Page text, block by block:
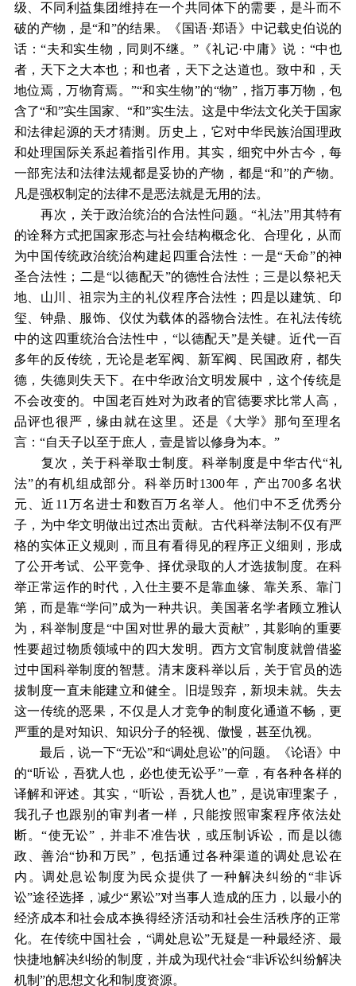
级、不同利益集团维持在一个共同体下的需要，是斗而不
破的产物，是“和”的结果。《国语·郑语》中记载史伯说的
话：“夫和实生物，同则不继。”《礼记·中庸》说：“中也
者，天下之大本也；和也者，天下之达道也。致中和，天
地位焉，万物育焉。”“和实生物”的“物”，指万事万物，包
含了“和”实生国家、“和”实生法。这是中华法文化关于国家
和法律起源的天才猜测。历史上，它对中华民族治国理政
和处理国际关系起着指引作用。其实，细究中外古今，每
一部宪法和法律法规都是妥协的产物，都是“和”的产物。
凡是强权制定的法律不是恶法就是无用的法。
再次，关于政治统治的合法性问题。“礼法”用其特有
的诠释方式把国家形态与社会结构概念化、合理化，从而
为中国传统政治统治构建起四重合法性：一是“天命”的神
圣合法性；二是“以德配天”的德性合法性；三是以祭祀天
地、山川、祖宗为主的礼仪程序合法性；四是以建筑、印
玺、钟鼎、服饰、仪仗为载体的器物合法性。在礼法传统
中的这四重统治合法性中，“以德配天”是关键。近代一百
多年的反传统，无论是老军阀、新军阀、民国政府，都失
德，失德则失天下。在中华政治文明发展中，这个传统是
不会改变的。中国老百姓对为政者的官德要求比常人高，
品评也很严，缘由就在这里。还是《大学》那句至理名
言：“自天子以至于庶人，壹是皆以修身为本。”
复次，关于科举取士制度。科举制度是中华古代“礼
法”的有机组成部分。科举历时1300年，产出700多名状
元、近11万名进士和数百万名举人。他们中不乏优秀分
子，为中华文明做出过杰出贡献。古代科举法制不仅有严
格的实体正义规则，而且有看得见的程序正义细则，形成
了公开考试、公平竞争、择优录取的人才选拔制度。在科
举正常运作的时代，入仕主要不是靠血缘、靠关系、靠门
第，而是靠“学问”成为一种共识。美国著名学者顾立雅认
为，科举制度是“中国对世界的最大贡献”，其影响的重要
性要超过物质领域中的四大发明。西方文官制度就曾借鉴
过中国科举制度的智慧。清末废科举以后，关于官员的选
拔制度一直未能建立和健全。旧堤毁弃，新坝未就。失去
这一传统的恶果，不仅是人才竞争的制度化通道不畅，更
严重的是对知识、知识分子的轻视、傲慢，甚至仇视。
最后，说一下“无讼”和“调处息讼”的问题。《论语》中
的“听讼，吾犹人也，必也使无讼乎”一章，有各种各样的
译解和评述。其实，“听讼，吾犹人也”，是说审理案子，
我孔子也跟别的审判者一样，只能按照审案程序依法处
断。“使无讼”，并非不准告状，或压制诉讼，而是以德
政、善治“协和万民”，包括通过各种渠道的调处息讼在
内。调处息讼制度为民众提供了一种解决纠纷的“非诉
讼”途径选择，减少“累讼”对当事人造成的压力，以最小的
经济成本和社会成本换得经济活动和社会生活秩序的正常
化。在传统中国社会，“调处息讼”无疑是一种最经济、最
快捷地解决纠纷的制度，并成为现代社会“非诉讼纠纷解决
机制”的思想文化和制度资源。